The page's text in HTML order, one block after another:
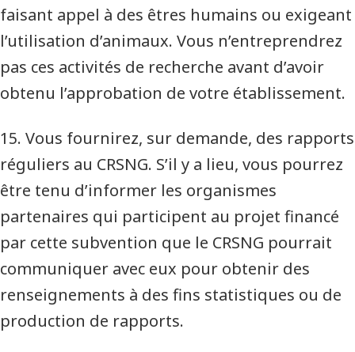
faisant appel à des êtres humains ou exigeant
l’utilisation d’animaux. Vous n’entreprendrez
pas ces activités de recherche avant d’avoir
obtenu l’approbation de votre établissement.
15. Vous fournirez, sur demande, des rapports
réguliers au CRSNG. S’il y a lieu, vous pourrez
être tenu d’informer les organismes
partenaires qui participent au projet financé
par cette subvention que le CRSNG pourrait
communiquer avec eux pour obtenir des
renseignements à des fins statistiques ou de
production de rapports.